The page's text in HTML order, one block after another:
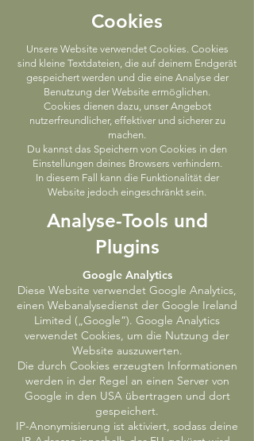
Cookies
Unsere Website verwendet Cookies. Cookies
sind kleine Textdateien, die auf deinem Endgerät
gespeichert werden und die eine Analyse der
Benutzung der Website ermöglichen.
Cookies dienen dazu, unser Angebot
nutzerfreundlicher, effektiver und sicherer zu
machen.
Du kannst das Speichern von Cookies in den
Einstellungen deines Browsers verhindern.
In diesem Fall kann die Funktionalität der
Website jedoch eingeschränkt sein.
Analyse-Tools und
Plugins
Google Analytics
Diese Website verwendet Google Analytics,
einen Webanalysedienst der Google Ireland
Limited („Google“). Google Analytics
verwendet Cookies, um die Nutzung der
Website auszuwerten.
Die durch Cookies erzeugten Informationen
werden in der Regel an einen Server von
Google in den USA übertragen und dort
gespeichert.
IP-Anonymisierung ist aktiviert, sodass deine